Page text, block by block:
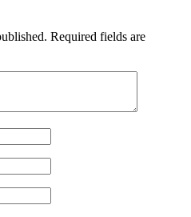
Required fields are